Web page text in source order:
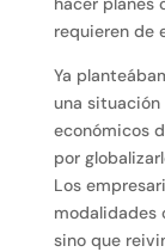
requieren de
Ya
una
económicos
por
Los
modalidades
sino que